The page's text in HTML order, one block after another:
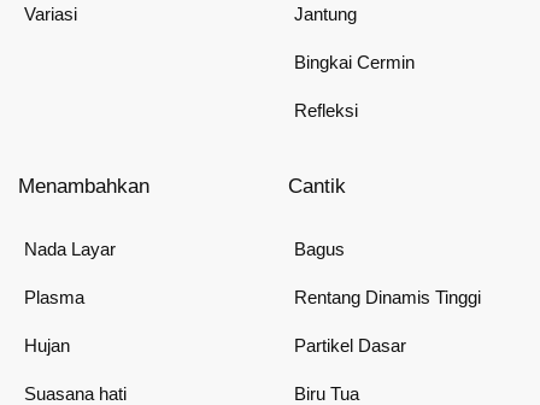
Variasi Jantung
Bingkai Cermin
Refleksi
Menambahkan
Nada Layar
Plasma
Hujan
Suasana hati
Cantik
Bagus
Rentang Dinamis Tinggi
Partikel Dasar
Biru Tua